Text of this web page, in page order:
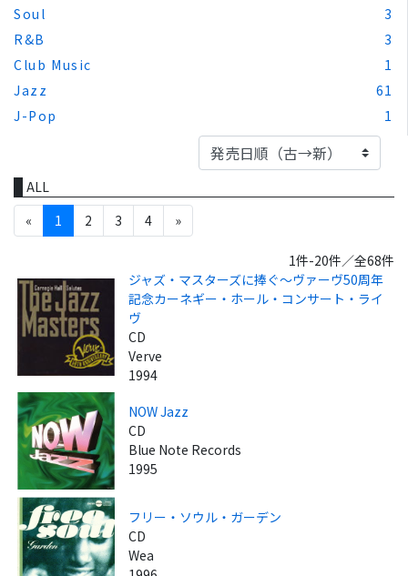
Soul
3
R&B
3
Club Music
1
Jazz
61
J-Pop
1
ALL
«
1 2 3 4 »
1件-20件／全68件
ジャズ・マスターズに捧ぐ～ヴァーヴ50周年
記念カーネギー・ホール・コンサート・ライ
ヴ
CD
Verve
1994
NOW Jazz
CD
Blue Note Records
1995
フリー・ソウル・ガーデン
CD
Wea